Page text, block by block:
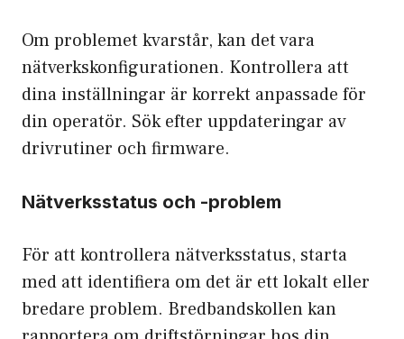
Om problemet kvarstår, kan det vara
nätverkskonfigurationen. Kontrollera att
dina inställningar är korrekt anpassade för
din operatör. Sök efter uppdateringar av
drivrutiner och firmware.
Nätverksstatus och -problem
För att kontrollera nätverksstatus, starta
med att identifiera om det är ett lokalt eller
bredare problem. Bredbandskollen kan